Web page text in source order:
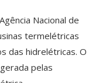
Nacional de
termelétricas
das hidrelétricas. O
pelas